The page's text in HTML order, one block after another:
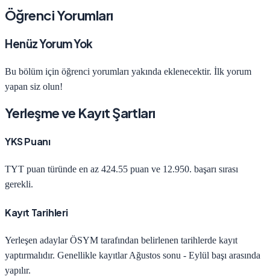
Öğrenci Yorumları
Henüz Yorum Yok
Bu bölüm için öğrenci yorumları yakında eklenecektir. İlk yorum
yapan siz olun!
Yerleşme ve Kayıt Şartları
YKS Puanı
TYT puan türünde en az 424.55 puan ve 12.950. başarı sırası
gerekli.
Kayıt Tarihleri
Yerleşen adaylar ÖSYM tarafından belirlenen tarihlerde kayıt
yaptırmalıdır. Genellikle kayıtlar Ağustos sonu - Eylül başı arasında
yapılır.